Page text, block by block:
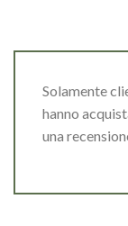
Solamente
hanno
una